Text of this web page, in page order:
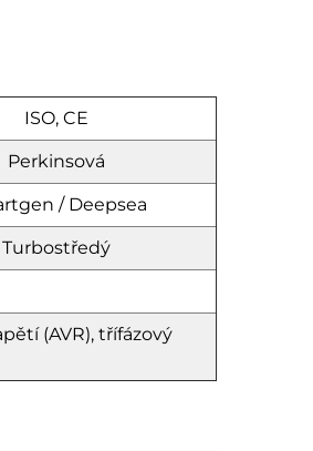
ISO, CE
Perkinsová
/ Deepsea
Turbostředý
(AVR), třífázový